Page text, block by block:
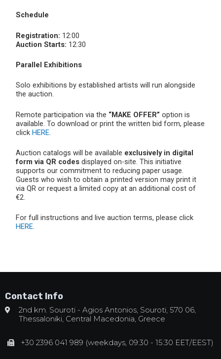
Schedule
Registration: 12:00
Auction Starts: 12:30
Parallel Exhibitions
Solo exhibitions by established artists will run alongside
the auction.
Remote participation via the “MAKE OFFER” option is
available. To download or print the written bid form, please
click HERE.
Auction catalogs will be available exclusively in digital
form via QR codes displayed on-site. This initiative
supports our commitment to reducing paper usage.
Guests who wish to obtain a printed version may print it
via QR or request a limited copy at an additional cost of
€2.
For full instructions and live auction terms, please click
HERE.
Contact Info
2nd km. Souroti - Agios Antonios, Souroti, 570 06,
Thessaloniki, Central Macedonia, Greece
+30 2396 041 989 (weekdays, 09:30 - 15:30 EET/EEST)